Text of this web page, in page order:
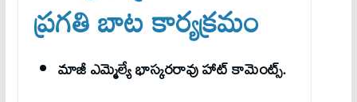
ప్రగతి బాట కార్యక్రమం
మాజీ ఎమ్మెల్యే భాస్కరరావు హాట్ కామెంట్స్.